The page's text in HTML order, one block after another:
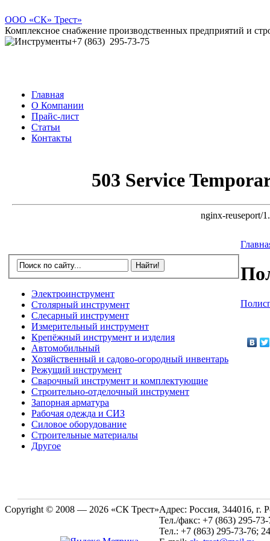
ООО «СК» Трест»
Комплексное снабжение производственных предприятий и
+7 (863) 295-73-75
Главная
О Компании
Прайс-лист
Статьи
Контакты
Электроинструмент
Столярный инструмент
Слесарный инструмент
Измерительный инструмент
Крепёжный инструмент и изделия
Автомобильный
Хозяйственный и садово-огородный инвентарь
Режущий инструмент
Сварочный инструмент и комплектующие
Строительно-отделочный инструмент
Запорная арматура
Рабочая одежда и СИЗ
Силовое оборудование
Строительные материалы
Другое
Copyright © 2008 — 2026 «СК Трест»Адрес: Россия, 344016, г.
Тел./факс: +7 (863) 295-73-
Тел.: +7 (863) 295-73-76;